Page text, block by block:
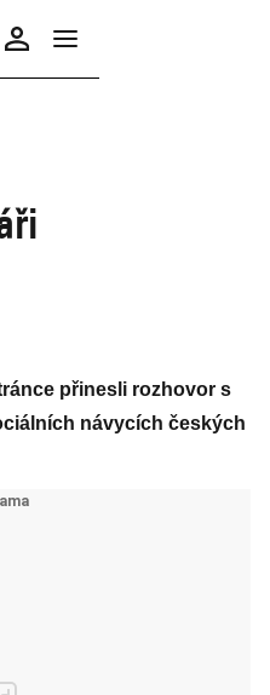
přinesli rozhovor s
návycích českých